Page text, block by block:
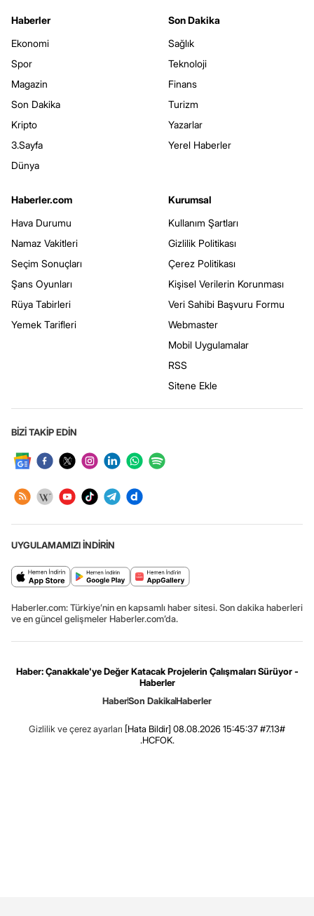
Haberler
Ekonomi
Spor
Magazin
Son Dakika
Kripto
3.Sayfa
Dünya
Son Dakika
Sağlık
Teknoloji
Finans
Turizm
Yazarlar
Yerel Haberler
Haberler.com
Hava Durumu
Namaz Vakitleri
Seçim Sonuçları
Şans Oyunları
Rüya Tabirleri
Yemek Tarifleri
Kurumsal
Kullanım Şartları
Gizlilik Politikası
Çerez Politikası
Kişisel Verilerin Korunması
Veri Sahibi Başvuru Formu
Webmaster
Mobil Uygulamalar
RSS
Sitene Ekle
BİZİ TAKİP EDİN
UYGULAMAMIZI İNDİRİN
Haberler.com: Türkiye’nin en kapsamlı haber sitesi. Son dakika haberleri
ve en güncel gelişmeler Haberler.com’da.
Haber: Çanakkale'ye Değer Katacak Projelerin Çalışmaları Sürüyor -
Haberler
HaberSon DakikaHaberler
Gizlilik ve çerez ayarları [Hata Bildir] 08.08.2026 15:45:37 #7.13#
.HCFOK.